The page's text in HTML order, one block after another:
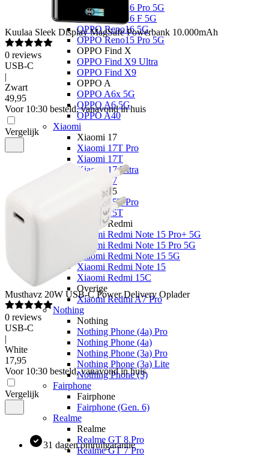
OPPO Reno16 Pro 5G
OPPO Reno16 F 5G
OPPO Reno16 5G
OPPO Reno15 Pro 5G
OPPO Find X
OPPO Find X9 Ultra
OPPO Find X9
OPPO A
OPPO A6x 5G
OPPO A6 5G
OPPO A40
Xiaomi
Xiaomi 17
Xiaomi 17T Pro
Xiaomi 17T
Xiaomi 17 Ultra
Xiaomi 17
Xiaomi 15
Xiaomi 15T Pro
Xiaomi 15T
Xiaomi Redmi
Xiaomi Redmi Note 15 Pro+ 5G
Xiaomi Redmi Note 15 Pro 5G
Xiaomi Redmi Note 15 5G
Xiaomi Redmi Note 15
Xiaomi Redmi 15C
Overige
Xiaomi Redmi A7 Pro
Nothing
Nothing
Nothing Phone (4a) Pro
Nothing Phone (4a)
Nothing Phone (3a) Pro
Nothing Phone (3a) Lite
Nothing Phone (3)
Fairphone
Fairphone
Fairphone (Gen. 6)
Realme
Realme
Realme GT 8 Pro
Realme GT 7 Pro
Kuulaa Sleek Display MagSafe Powerbank 10.000mAh
0 reviews
USB-C
|
Zwart
49,95
Voor 10:30 besteld, vanavond in huis
Vergelijk
Musthavz 20W USB-C Power Delivery Oplader
0 reviews
USB-C
|
White
17,95
Voor 10:30 besteld, vanavond in huis
Vergelijk
31 dagen omruilgarantie